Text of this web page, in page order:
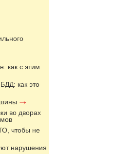
как с этим
как это
во дворах
чтобы не
нарушения